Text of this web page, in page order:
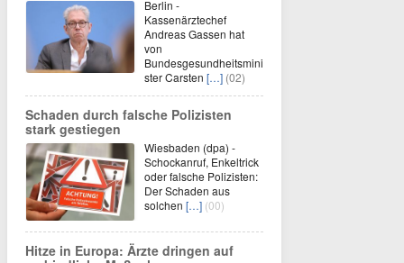
Berlin -
Kassenärztechef
Andreas Gassen hat
von
Bundesgesundheitsmini
ster Carsten […] (02)
Schaden durch falsche Polizisten
stark gestiegen
Wiesbaden (dpa) -
Schockanruf, Enkeltrick
oder falsche Polizisten:
Der Schaden aus
solchen […] (00)
Hitze in Europa: Ärzte dringen auf